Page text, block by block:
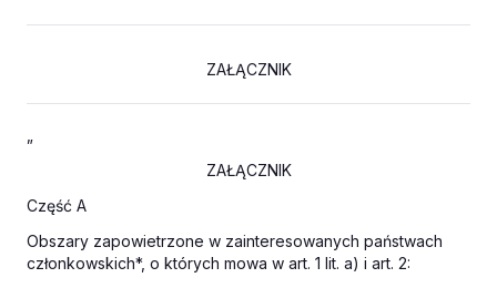
ZAŁĄCZNIK
ZAŁĄCZNIK
Część A
Obszary zapowietrzone w zainteresowanych państwach
członkowskich*, o których mowa w art. 1 lit. a) i art. 2: